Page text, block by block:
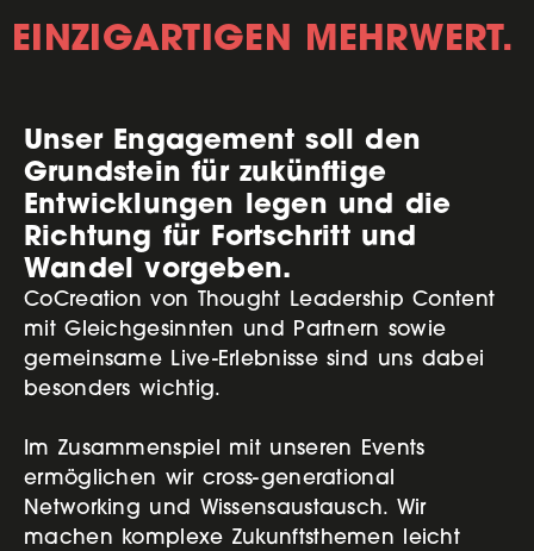
EINZIGARTIGEN MEHRWERT.
Unser Engagement soll den
Grundstein für zukünftige
Entwicklungen legen und die
Richtung für Fortschritt und
Wandel vorgeben.
CoCreation von Thought Leadership Content
mit Gleichgesinnten und Partnern sowie
gemeinsame Live-Erlebnisse sind uns dabei
besonders wichtig.
Im Zusammenspiel mit unseren Events
ermöglichen wir cross-generational
Networking und Wissensaustausch. Wir
machen komplexe Zukunftsthemen leicht